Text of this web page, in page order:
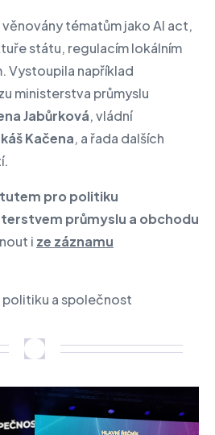
tématům jako AI act,
státu, regulacím lokálním
Vystoupila například
ministerstva průmyslu
Jabůrková, vládní
Kačena, a řada dalších
pro politiku
průmyslu a obchodu
i ze záznamu
a společnost